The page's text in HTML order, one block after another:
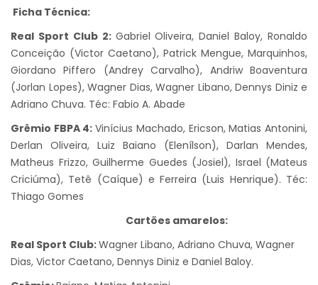
Ficha Técnica:
Real Sport Club 2: Gabriel Oliveira, Daniel Baloy, Ronaldo
Conceição (Victor Caetano), Patrick Mengue, Marquinhos,
Giordano Piffero (Andrey Carvalho), Andriw Boaventura
(Jorlan Lopes), Wagner Dias, Wagner Libano, Dennys Diniz e
Adriano Chuva. Téc: Fabio A. Abade
Grêmio FBPA 4:Vinícius Machado, Ericson, Matias Antonini,
Derlan Oliveira, Luiz Baiano (Elenílson), Darlan Mendes,
Matheus Frizzo, Guilherme Guedes (Josiel), Israel (Mateus
Criciúma), Tetê (Caíque) e Ferreira (Luis Henrique). Téc:
Thiago Gomes
Cartões amarelos:
Real Sport Club:Wagner Libano, Adriano Chuva, Wagner
Dias, Victor Caetano, Dennys Diniz e Daniel Baloy.